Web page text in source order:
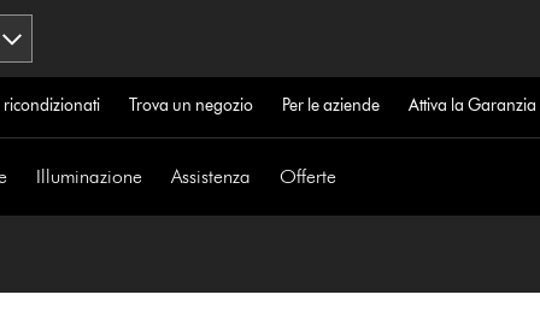
ricondizionati Trova un negozio Per le aziende Attiva la
Illuminazione Assistenza Offerte